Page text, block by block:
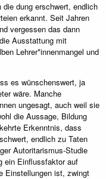
dung erschwert, endlich
erkannt. Seit Jahren
vergessen das dann
Ausstattung mit
Lehrer*innenmangel und
es wünschenswert, ja
wäre. Manche
ungesagt, auch weil sie
die Aussage, Bildung
Erkenntnis, dass
endlich zu Taten
Autoritarismus-Studie
ein Einflussfaktor auf
Einstellungen ist, zwingt